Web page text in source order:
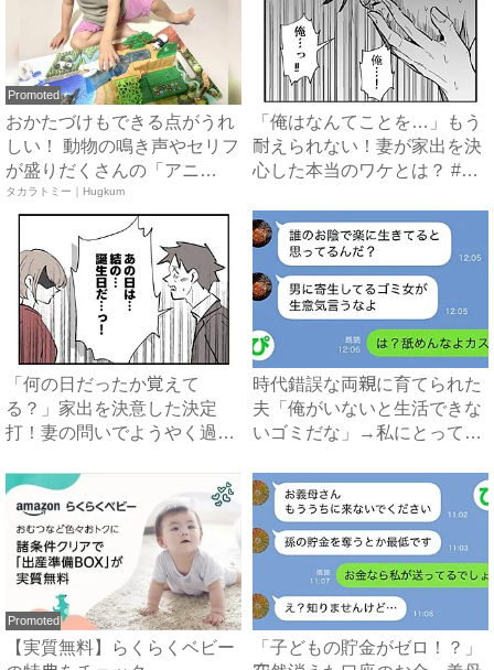
Promoted
おかたづけもできる点がうれ
しい！ 動物の鳴き声やセリフ
が盛りだくさんの「アニ
ア ...
タカラトミー｜Hugkum
「俺はなんてことを…」もう
耐えられない！妻が家出を決
心した本当のワケとは？ #
「何の日だったか覚えて
る？」家出を決意した決定
打！妻の問いでようやく過ち
時代錯誤な両親に育てられた
夫「俺がいないと生活できな
いゴミだな」→私にとっての
Promoted
【実質無料】らくらくベビー
「子どもの貯金がゼロ！？」